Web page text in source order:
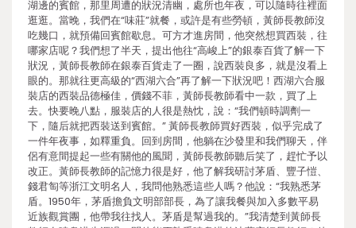
湖邊的賓館，那里周遭的狀況清幽，處所也年夜，可以隨時往裡面
逛逛。當晚，我們在“味莊”就餐，或許是有些勞頓，黃師長教師沒
吃幾口，就預備回賓館歇息。可方才進房間，他突然想買西裝，往
哪家店呢？我們想了半天，提出他往“高峻上”的銀泰百貨了解一下
狀況，黃師長教師在銀泰百貨走了一圈，說西裝良多，就是沒看上
眼的。那就往更高級的“西湖六合”再了解一下狀況吧！西湖六合服
裝店的西裝品德極佳，價錢不菲，黃師長教師看中一款，買了上
去。快要晚八點，服裝店的人很是熱忱，說：“我們頓時調劑一
下，隨后就把西裝送到賓館。” 黃師長教師買好西裝，似乎完成了
一件年夜事，如釋重負。回到房間，他躺在沙發里和我們聊天，伴
侶有意間提起一些有關他的風聞，黃師長教師聽后笑了，趕忙予以
改正。黃師長教師的記憶力很是好，他了解我研討茅盾、豐子愷、
錢君匋等浙江文明名人，我問他熟悉這些人嗎？他說：“我熟悉茅
盾。1950年，茅盾擔負文明部部長，為了讓我餐與加入多數平易
近族觀賞團，他帶我往找人。茅盾是幫過我的。”我清楚到黃師長